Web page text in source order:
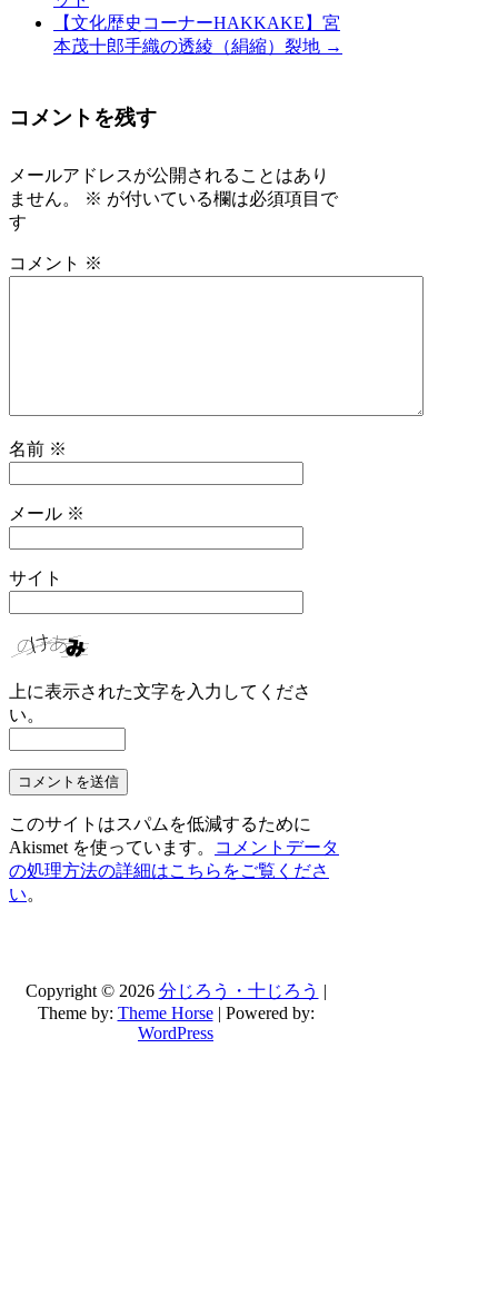
【文化歴史コーナーHAKKAKE】宮
本茂十郎手織の透綾（絹縮）裂地 →
コメントを残す
メールアドレスが公開されることはあり
ません。
※ が付いている欄は必須項目で
す
コメント ※
名前 ※
メール ※
サイト
上に表示された文字を入力してくださ
い。
このサイトはスパムを低減するために
Akismet を使っています。
コメントデータ
の処理方法の詳細はこちらをご覧くださ
い。
Copyright © 2026 分じろう・十じろう |
Theme by: Theme Horse| Powered by:
WordPress